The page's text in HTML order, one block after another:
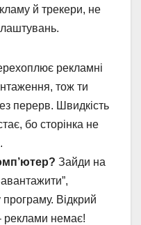
й трекери, не
рекламні
тож ти
перерв. Швидкість
бо сторінка не
Зайди на
Відкрий
реклами немає!